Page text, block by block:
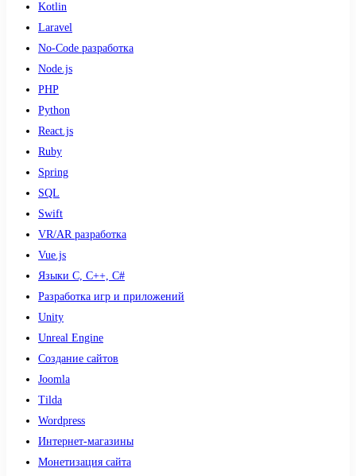
Kotlin
Laravel
No-Code разработка
Node.js
PHP
Python
React.js
Ruby
Spring
SQL
Swift
VR/AR разработка
Vue.js
Языки С, С++, С#
Разработка игр и приложений
Unity
Unreal Engine
Создание сайтов
Joomla
Tilda
Wordpress
Интернет-магазины
Монетизация сайта